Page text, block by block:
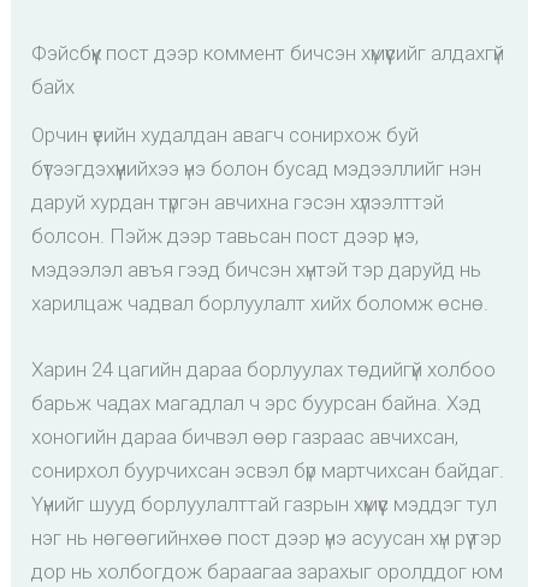
Фэйсбүүк пост дээр коммент бичсэн хүмүүсийг алдахгүй
байх
Орчин үеийн худалдан авагч сонирхож буй
бүтээгдэхүүнийхээ үнэ болон бусад мэдээллийг нэн
даруй хурдан түргэн авчихна гэсэн хүлээлттэй
болсон. Пэйж дээр тавьсан пост дээр үнэ,
мэдээлэл авъя гээд бичсэн хүнтэй тэр даруйд нь
харилцаж чадвал борлуулалт хийх боломж өснө.
Харин 24 цагийн дараа борлуулах төдийгүй холбоо
барьж чадах магадлал ч эрс буурсан байна. Хэд
хоногийн дараа бичвэл өөр газраас авчихсан,
сонирхол буурчихсан эсвэл бүр мартчихсан байдаг.
Үүнийг шууд борлуулалттай газрын хүмүүс мэддэг тул
нэг нь нөгөөгийнхөө пост дээр үнэ асуусан хүн рүү тэр
дор нь холбогдож бараагаа зарахыг оролддог юм